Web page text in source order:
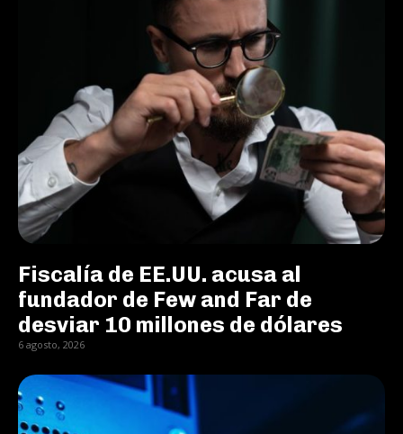
Fiscalía de EE.UU. acusa al
fundador de Few and Far de
desviar 10 millones de dólares
6 agosto, 2026